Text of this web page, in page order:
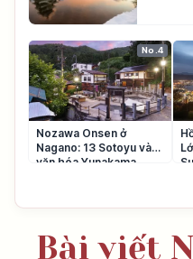
No.4
Nozawa Onsen ở
Nagano: 13 Sotoyu và
văn hóa Yunakama
Bài viết